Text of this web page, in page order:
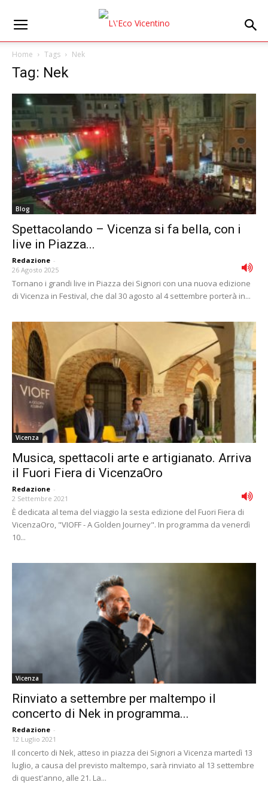
Home Tags Nek
Tag: Nek
Blog
Spettacolando – Vicenza si fa bella, con i
live in Piazza...
Redazione -
26 Agosto 2025
Tornano i grandi live in Piazza dei Signori con una nuova edizione
di Vicenza in Festival, che dal 30 agosto al 4 settembre porterà in...
Vicenza
Musica, spettacoli arte e artigianato. Arriva
il Fuori Fiera di VicenzaOro
Redazione -
2 Settembre 2021
È dedicata al tema del viaggio la sesta edizione del Fuori Fiera di
VicenzaOro, "VIOFF - A Golden Journey". In programma da venerdì
10...
Vicenza
Rinviato a settembre per maltempo il
concerto di Nek in programma...
Redazione -
12 Luglio 2021
Il concerto di Nek, atteso in piazza dei Signori a Vicenza martedì 13
luglio, a causa del previsto maltempo, sarà rinviato al 13 settembre
di quest'anno, alle 21. La...